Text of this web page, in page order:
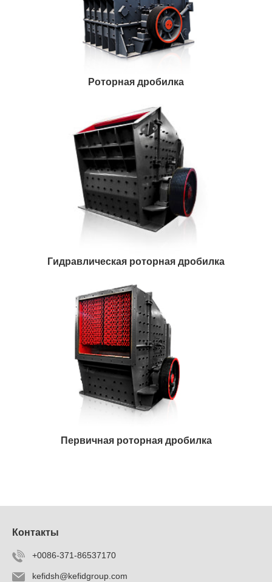
Роторная дробилка
Гидравлическая роторная дробилка
Первичная роторная дробилка
Контакты
+0086-371-86537170
kefidsh@kefidgroup.com